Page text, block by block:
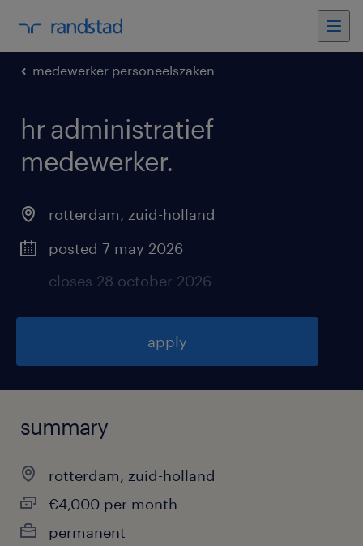
medewerker personeelszaken
hr administratief
medewerker.
rotterdam, zuid-holland
posted 7 may 2026
closes 28 october 2026
apply
summary
rotterdam, zuid-holland
€4,000 per month
permanent